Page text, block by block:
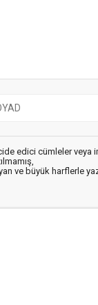
edici cümleler veya
ve büyük harflerle